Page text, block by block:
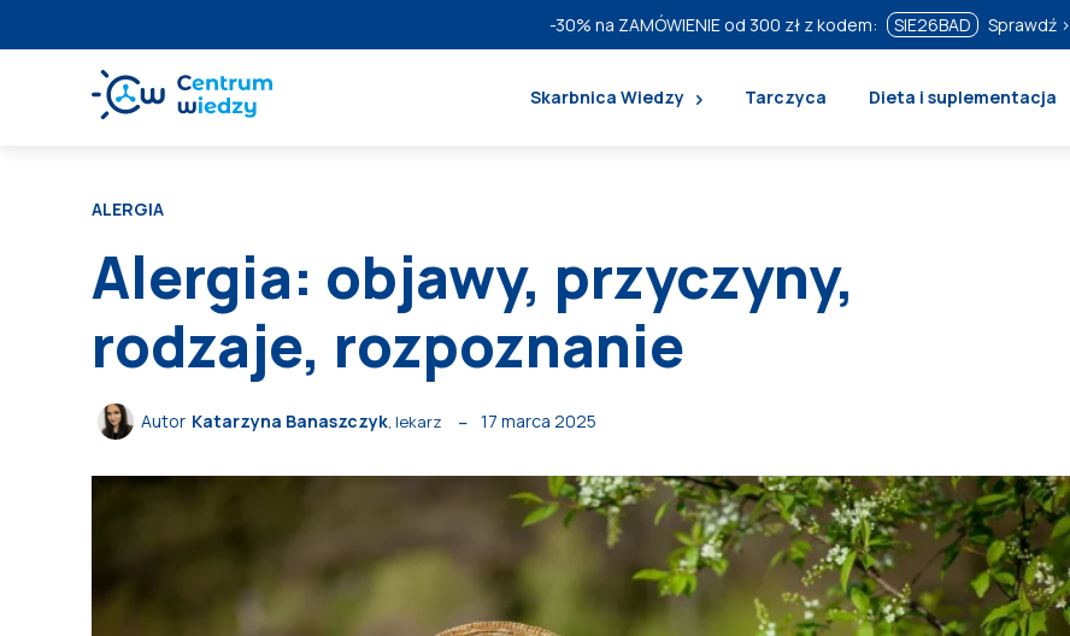
-30% na ZAMÓWIENIE od 300 zł z kodem: SIE26BAD Sprawdź ›
Skarbnica Wiedzy Tarczyca Dieta i suplementacja
ALERGIA
Alergia: objawy, przyczyny,
rodzaje, rozpoznanie
Autor Katarzyna Banaszczyk, lekarz 17 marca 2025